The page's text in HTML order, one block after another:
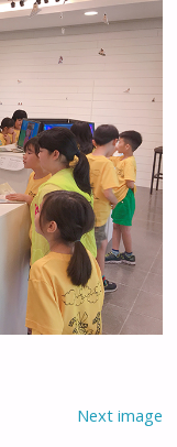
Next image